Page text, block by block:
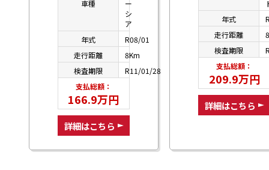
車種
ー
シ
ア
年式
R08/01
走行距離
8Km
検査期限
R11/01/28
支払総額：
166.9万円
詳細はこちら
年式
走行距離
検査期限
支払総額：
209.9万円
詳細はこちら